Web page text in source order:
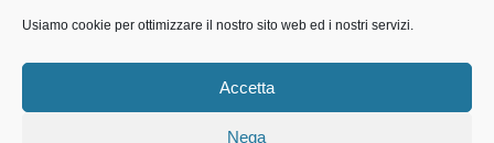
Usiamo cookie per ottimizzare il nostro sito web ed i nostri servizi.
Accetta
Nega
03/12/2025
Come l’AI libera dalla schiavitù della specializzazione